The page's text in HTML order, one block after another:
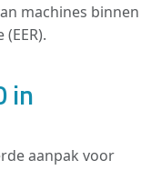
machines binnen
in
aanpak voor